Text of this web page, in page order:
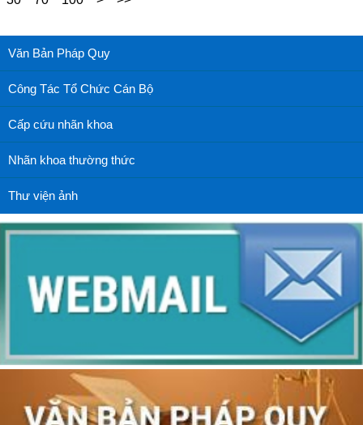
Văn Bản Pháp Quy
Công Tác Tổ Chức Cán Bộ
Cấp cứu nhãn khoa
Nhãn khoa thường thức
Thư viện ảnh